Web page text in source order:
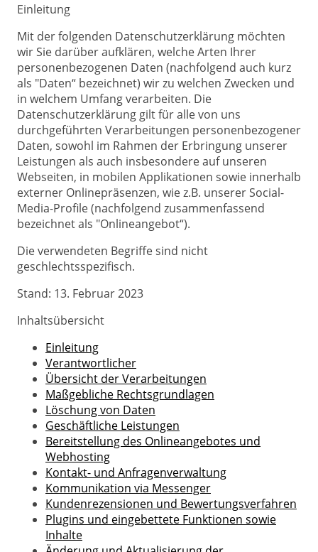
Einleitung
Mit der folgenden Datenschutzerklärung möchten
wir Sie darüber aufklären, welche Arten Ihrer
personenbezogenen Daten (nachfolgend auch kurz
als "Daten“ bezeichnet) wir zu welchen Zwecken und
in welchem Umfang verarbeiten. Die
Datenschutzerklärung gilt für alle von uns
durchgeführten Verarbeitungen personenbezogener
Daten, sowohl im Rahmen der Erbringung unserer
Leistungen als auch insbesondere auf unseren
Webseiten, in mobilen Applikationen sowie innerhalb
externer Onlinepräsenzen, wie z.B. unserer Social-
Media-Profile (nachfolgend zusammenfassend
bezeichnet als "Onlineangebot“).
Die verwendeten Begriffe sind nicht
geschlechtsspezifisch.
Stand: 13. Februar 2023
Inhaltsübersicht
Einleitung
Verantwortlicher
Übersicht der Verarbeitungen
Maßgebliche Rechtsgrundlagen
Löschung von Daten
Geschäftliche Leistungen
Bereitstellung des Onlineangebotes und
Webhosting
Kontakt- und Anfragenverwaltung
Kommunikation via Messenger
Kundenrezensionen und Bewertungsverfahren
Plugins und eingebettete Funktionen sowie
Inhalte